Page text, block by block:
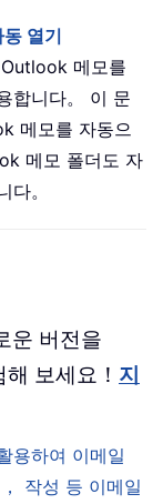
열기
메모를
합니다。 이 문
메모를 자동으
메모 폴더도 자
。
운 버전을
보세요！ 지
용하여 이메일
작성 등 이메일